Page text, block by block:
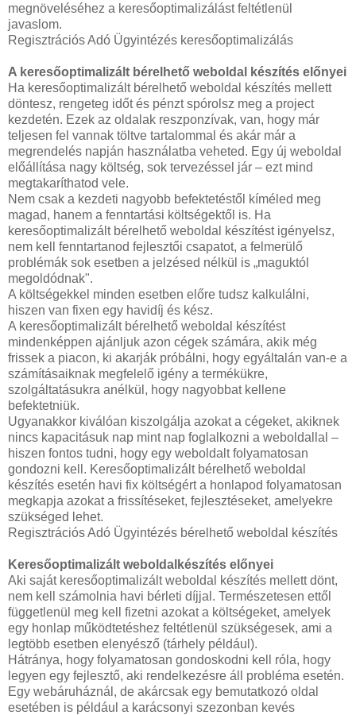
megnöveléséhez a keresőoptimalizálást feltétlenül
javaslom.
Regisztrációs Adó Ügyintézés keresőoptimalizálás
A keresőoptimalizált bérelhető weboldal készítés előnyei
Ha keresőoptimalizált bérelhető weboldal készítés mellett
döntesz, rengeteg időt és pénzt spórolsz meg a project
kezdetén. Ezek az oldalak reszponzívak, van, hogy már
teljesen fel vannak töltve tartalommal és akár már a
megrendelés napján használatba veheted. Egy új weboldal
előállítása nagy költség, sok tervezéssel jár – ezt mind
megtakaríthatod vele.
Nem csak a kezdeti nagyobb befektetéstől kíméled meg
magad, hanem a fenntartási költségektől is. Ha
keresőoptimalizált bérelhető weboldal készítést igényelsz,
nem kell fenntartanod fejlesztői csapatot, a felmerülő
problémák sok esetben a jelzésed nélkül is „maguktól
megoldódnak".
A költségekkel minden esetben előre tudsz kalkulálni,
hiszen van fixen egy havidíj és kész.
A keresőoptimalizált bérelhető weboldal készítést
mindenképpen ajánljuk azon cégek számára, akik még
frissek a piacon, ki akarják próbálni, hogy egyáltalán van-e a
számításaiknak megfelelő igény a termékükre,
szolgáltatásukra anélkül, hogy nagyobbat kellene
befektetniük.
Ugyanakkor kiválóan kiszolgálja azokat a cégeket, akiknek
nincs kapacitásuk nap mint nap foglalkozni a weboldallal –
hiszen fontos tudni, hogy egy weboldalt folyamatosan
gondozni kell. Keresőoptimalizált bérelhető weboldal
készítés esetén havi fix költségért a honlapod folyamatosan
megkapja azokat a frissítéseket, fejlesztéseket, amelyekre
szükséged lehet.
Regisztrációs Adó Ügyintézés bérelhető weboldal készítés
Keresőoptimalizált weboldalkészítés előnyei
Aki saját keresőoptimalizált weboldal készítés mellett dönt,
nem kell számolnia havi bérleti díjjal. Természetesen ettől
függetlenül meg kell fizetni azokat a költségeket, amelyek
egy honlap működtetéshez feltétlenül szükségesek, ami a
legtöbb esetben elenyésző (tárhely például).
Hátránya, hogy folyamatosan gondoskodni kell róla, hogy
legyen egy fejlesztő, aki rendelkezésre áll probléma esetén.
Egy webáruháznál, de akárcsak egy bemutatkozó oldal
esetében is például a karácsonyi szezonban kevés